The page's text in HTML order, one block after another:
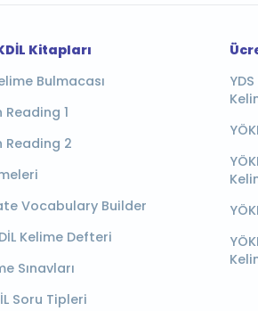
Kitapları
Bulmacası
Reading 1
Reading 2
Vocabulary Builder
Kelime Defteri
Sınavları
Soru Tipleri